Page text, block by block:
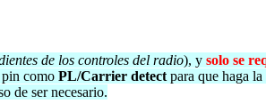
de los controles del radio), y solo se
como PL/Carrier detect para que haga
de ser necesario.